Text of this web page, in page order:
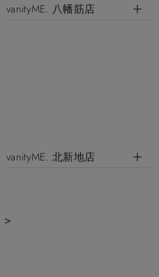
vanityME. 八幡筋店
vanityME. 北新地店
>